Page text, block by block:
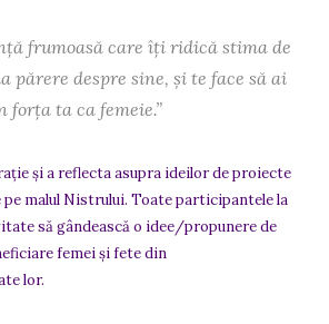
frumoasă care îți ridică stima de
părere despre sine, și te face să ai
forța ta ca femeie.”
și a reflecta asupra ideilor de proiecte
malul Nistrului. Toate participantele la
să gândească o idee/propunere de
femei și fete din
lor.